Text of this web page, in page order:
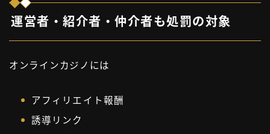
運営者・紹介者・仲介者も処罰の対象
オンラインカジノには
アフィリエイト報酬
誘導リンク